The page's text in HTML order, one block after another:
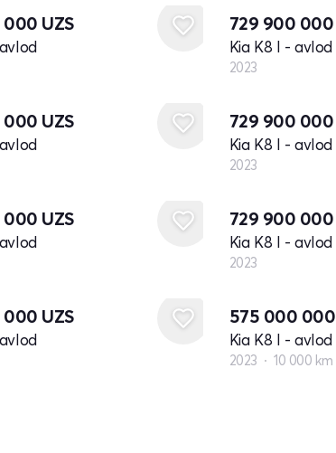
000 UZS 729 900 000
Kia K8 I - avlod
2023
000 UZS 729 900 000
Kia K8 I - avlod
2023
000 UZS 729 900 000
Kia K8 I - avlod
2023
000 UZS 575 000 000
Kia K8 I - avlod
2023 10 000 km